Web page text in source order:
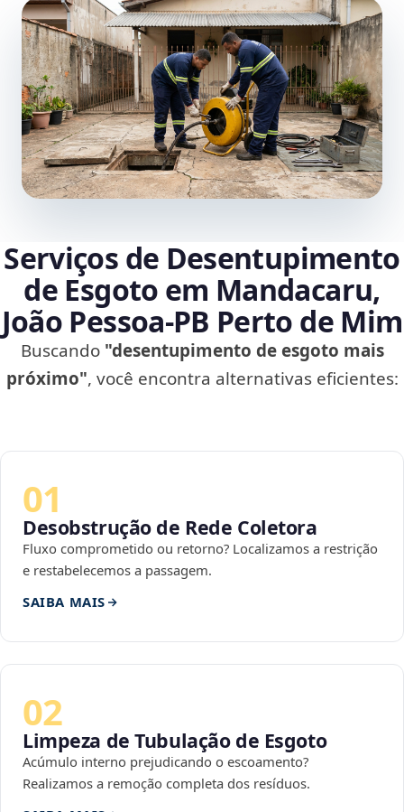
Serviços de Desentupimento
de Esgoto em Mandacaru,
João Pessoa‑PB Perto de Mim
Buscando "desentupimento de esgoto mais
próximo", você encontra alternativas eficientes:
01
Desobstrução de Rede Coletora
Fluxo comprometido ou retorno? Localizamos a restrição
e restabelecemos a passagem.
SAIBA MAIS
02
Limpeza de Tubulação de Esgoto
Acúmulo interno prejudicando o escoamento?
Realizamos a remoção completa dos resíduos.